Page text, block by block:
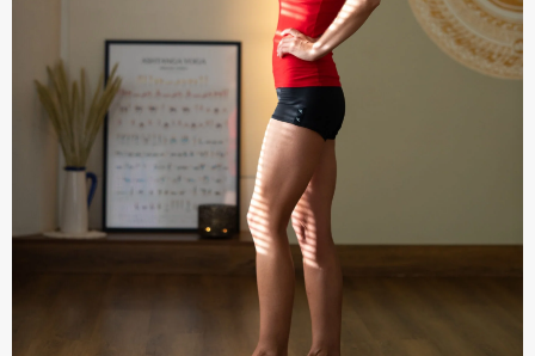
Õnnelik Ei Millestki
Oled Sa kunagi tundnud, et oled õnnelik ilma ühegi konkreetse
põhjuseta? Lihtsalt tunned ülimuslikku seesmist rahu, õndsust
ning kergust.Ma ei...
ByAveyoga august 16, 2022
Loe edasi